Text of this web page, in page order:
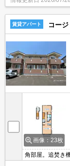
賃貸アパート コー
画像：23枚
角部屋。追焚き
家賃カード払い